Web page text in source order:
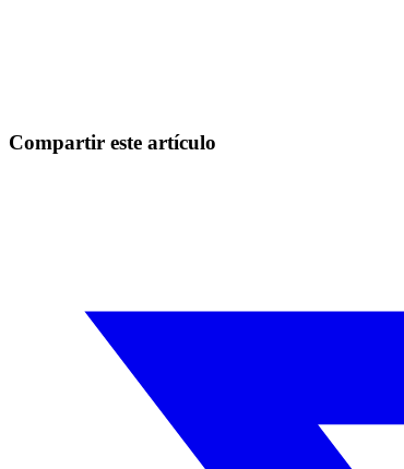
Compartir este artículo